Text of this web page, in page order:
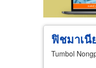
ฟิชมาเนี
Tumbol